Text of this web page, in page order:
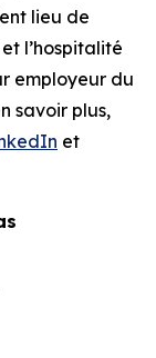
lieu de
l’hospitalité
employeur du
savoir plus,
et